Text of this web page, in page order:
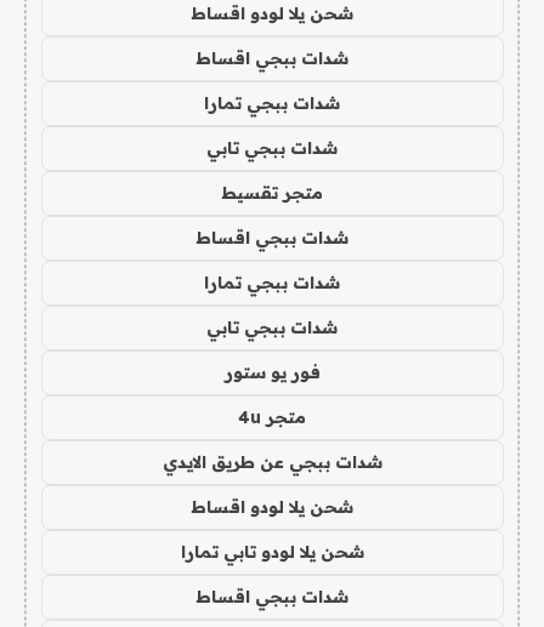
شحن يلا لودو اقساط
شدات ببجي اقساط
شدات ببجي تمارا
شدات ببجي تابي
متجر تقسيط
شدات ببجي اقساط
شدات ببجي تمارا
شدات ببجي تابي
فور يو ستور
متجر 4u
شدات ببجي عن طريق الايدي
شحن يلا لودو اقساط
شحن يلا لودو تابي تمارا
شدات ببجي اقساط